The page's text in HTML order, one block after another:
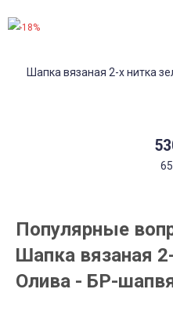
-18%
Популярные
Шапка вязаная
Олива - БР-